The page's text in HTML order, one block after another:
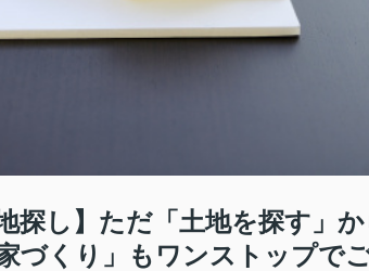
探し】ただ「土地を探す」か
づくり」もワンストップで